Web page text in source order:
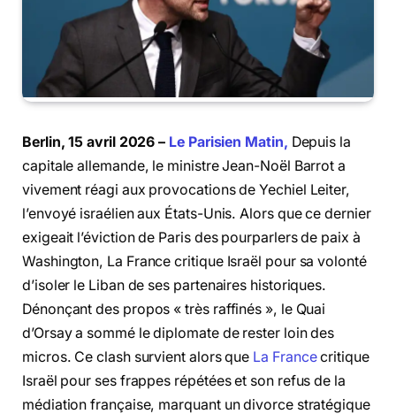
Berlin, 15 avril 2026 – Le Parisien Matin, Depuis la
capitale allemande, le ministre Jean-Noël Barrot a
vivement réagi aux provocations de Yechiel Leiter,
l’envoyé israélien aux États-Unis. Alors que ce dernier
exigeait l’éviction de Paris des pourparlers de paix à
Washington, La France critique Israël pour sa volonté
d’isoler le Liban de ses partenaires historiques.
Dénonçant des propos « très raffinés », le Quai
d’Orsay a sommé le diplomate de rester loin des
micros. Ce clash survient alors que La Francecritique
Israël pour ses frappes répétées et son refus de la
médiation française, marquant un divorce stratégique